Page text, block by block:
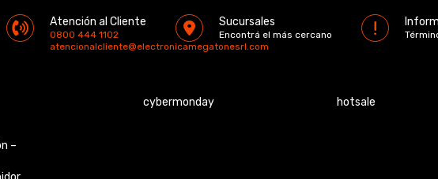
Atención al Cliente
0800 444 1102
atencionalcliente@electronicamegatonesrl.com
Sucursales
Encontrá el más cercano
–
cybermonday hotsale